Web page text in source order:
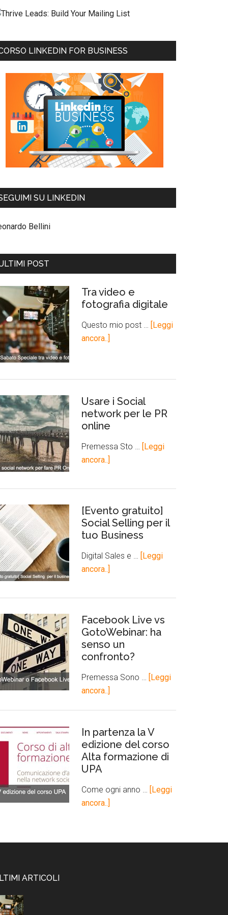
LINKEDIN FOR BUSINESS
SU LINKEDIN
Bellini
POST
Tra video e
fotografia digitale
Questo mio post …
[Leggi
ancora..]
Usare i Social
network per le PR
online
Premessa Sto …
[Leggi
ancora..]
[Evento gratuito]
Social Selling per il
tuo Business
Digital Sales e …
[Leggi
ancora..]
Facebook Live vs
GotoWebinar: ha
senso un
confronto?
Premessa Sono …
[Leggi
ancora..]
In partenza la V
edizione del corso
Alta formazione di
UPA
Come ogni anno …
[Leggi
ancora..]
ARTICOLI